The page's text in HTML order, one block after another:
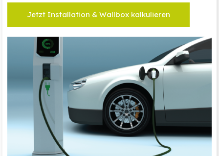
Jetzt Installation & Wallbox kalkulieren